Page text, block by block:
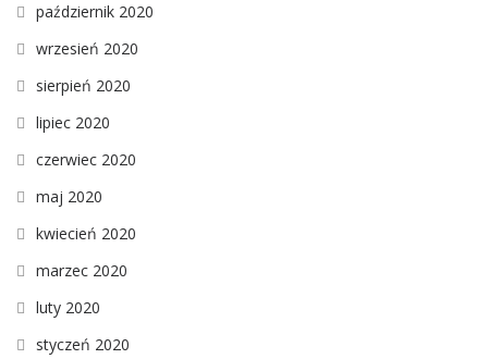
październik 2020
wrzesień 2020
sierpień 2020
lipiec 2020
czerwiec 2020
maj 2020
kwiecień 2020
marzec 2020
luty 2020
styczeń 2020